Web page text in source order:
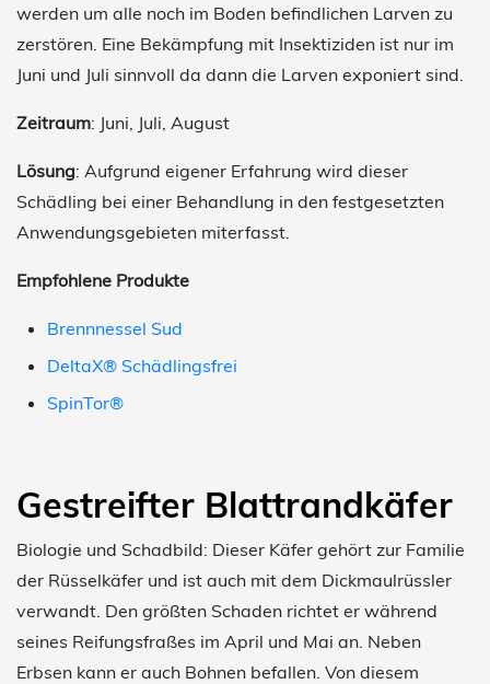
werden um alle noch im Boden befindlichen Larven zu
zerstören. Eine Bekämpfung mit Insektiziden ist nur im
Juni und Juli sinnvoll da dann die Larven exponiert sind.
Zeitraum: Juni, Juli, August
Lösung: Aufgrund eigener Erfahrung wird dieser
Schädling bei einer Behandlung in den festgesetzten
Anwendungsgebieten miterfasst.
Empfohlene Produkte
Brennnessel Sud
DeltaX® Schädlingsfrei
SpinTor®
Gestreifter Blattrandkäfer
Biologie und Schadbild: Dieser Käfer gehört zur Familie
der Rüsselkäfer und ist auch mit dem Dickmaulrüssler
verwandt. Den größten Schaden richtet er während
seines Reifungsfraßes im April und Mai an. Neben
Erbsen kann er auch Bohnen befallen. Von diesem